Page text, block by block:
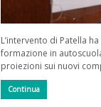
L’intervento di Patella
formazione in
proiezioni sui nuovi
Continua